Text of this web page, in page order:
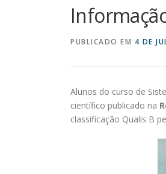
PUBLICADO EM 4 DE
Alunos do curso de
científico publicado na
classificação Qualis B